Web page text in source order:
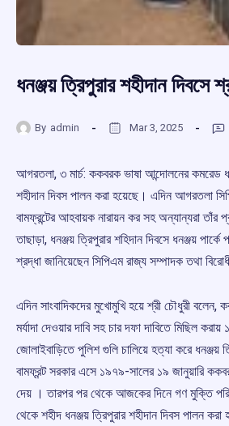
ধনঞ্জয় ত্রিপুরার শহীদান দিবসে
By admin Mar 3, 2025
আগরতলা, ৩ মার্চ: ককবরক ভাষা আন্দোলনের কমরেড
শহীদান দিবস পালন করা হয়েছে। এদিন আগরতলা
বামফ্রন্টের আহবায়ক নারায়ন কর সহ অন্যান্যরা তাঁর
তাছাড়া, ধনঞ্জয় ত্রিপুরার শহিদান দিবসে ধনঞ্জয়
শ্রদ্ধা জানিয়েছেন সিপিএম রাজ্য সম্পাদক তথা
এদিন সাংবাদিকদের মুখোমুখি হয়ে শ্রী চৌধুরী বলেন,
মর্যাদা দেওয়ার দাবি সহ চার দফা দাবিতে মিছিল
জোলাইবাড়িতে পুলিশ গুলি চালিয়ে হত্যা করে ধনঞ্জয়
বামফ্রন্ট সরকার এসে ১৯৭৯-সালের ১৯ জানুয়ারি
দেয় । তারপর পর থেকে আজকের দিনে গণ মুক্তি
থেকে শহীদ ধনঞ্জয় ত্রিপুরার শহীদান দিবস পালন